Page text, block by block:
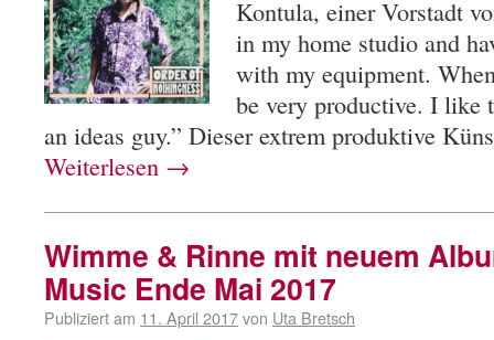
Kontula, einer Vorstadt
in my home studio and
with my equipment.
be very productive. I like
an ideas guy.” Dieser extrem produktive
Weiterlesen →
Wimme & Rinne mit neuem
Music Ende Mai 2017
Publiziert am 11. April 2017von Uta Bretsch